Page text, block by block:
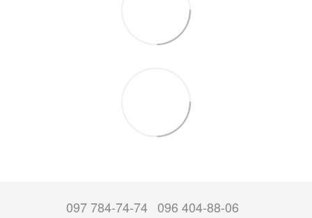
097 784-74-74 096 404-88-06